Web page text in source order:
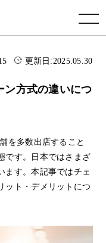
toggle navigation
更新日:2025.05.30
ン方式の違いにつ
を多数出店すること
です。日本ではさまざ
ます。本記事ではチェ
ット・デメリットにつ